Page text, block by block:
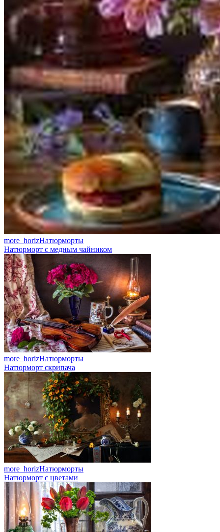
more_horizНатюрморты
Натюрморт с медным чайником
more_horizНатюрморты
Натюрморт скрипача
more_horizНатюрморты
Натюрморт с цветами